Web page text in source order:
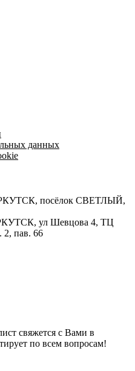
данных
посёлок СВЕТЛЫЙ,
ул Шевцова 4, ТЦ
пав. 66
свяжется с Вами в
по всем вопросам!